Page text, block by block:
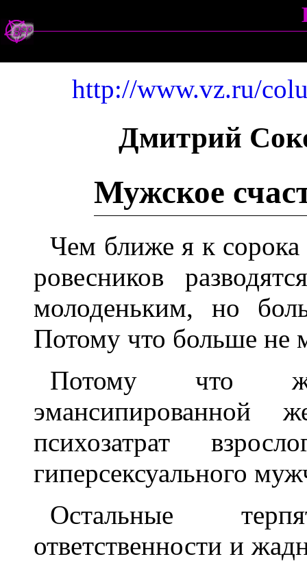
http://www.vz.ru/
Дмитрий
Мужское
Чем ближе я к
ровесников
молоденьким, но
Потому что больше не
Потому что
эмансипированной
психозатрат
гиперсексуального
Остальные
ответственности и